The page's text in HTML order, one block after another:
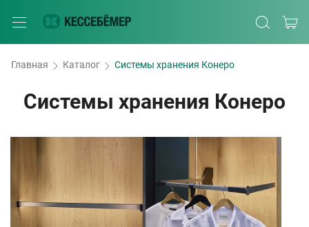
Главная Каталог Системы хранения Конеро
Системы хранения Конеро